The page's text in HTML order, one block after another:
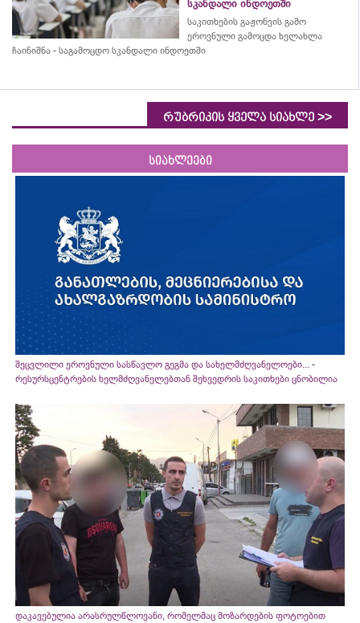
სკანდალი ინდოეთში
საკითხების გაჟონვის გამო
ეროვნული გამოცდა ხელახლა
ჩაინიშნა - საგამოცდო სკანდალი ინდოეთში
რუბრიკის ყველა სიახლე >>
სიახლეები
შეცვლილი ეროვნული სასწავლო გეგმა და სახელმძღვანელოები... -
რესურსცენტრების ხელმძღვანელებთან შეხვედრის საკითხები ცნობილია
დაკავებულია არასრულწლოვანი, რომელმაც მოზარდების ფოტოებით